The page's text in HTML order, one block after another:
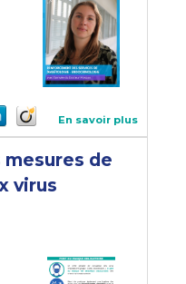
En savoir plus
de
virus